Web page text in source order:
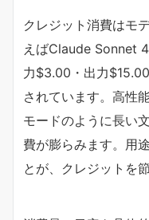
クレジット消費はモ
えばClaude Sonnet
力$3.00・出力
されています。高性
モードのように長い
費が膨らみます。用
とが、クレジットを